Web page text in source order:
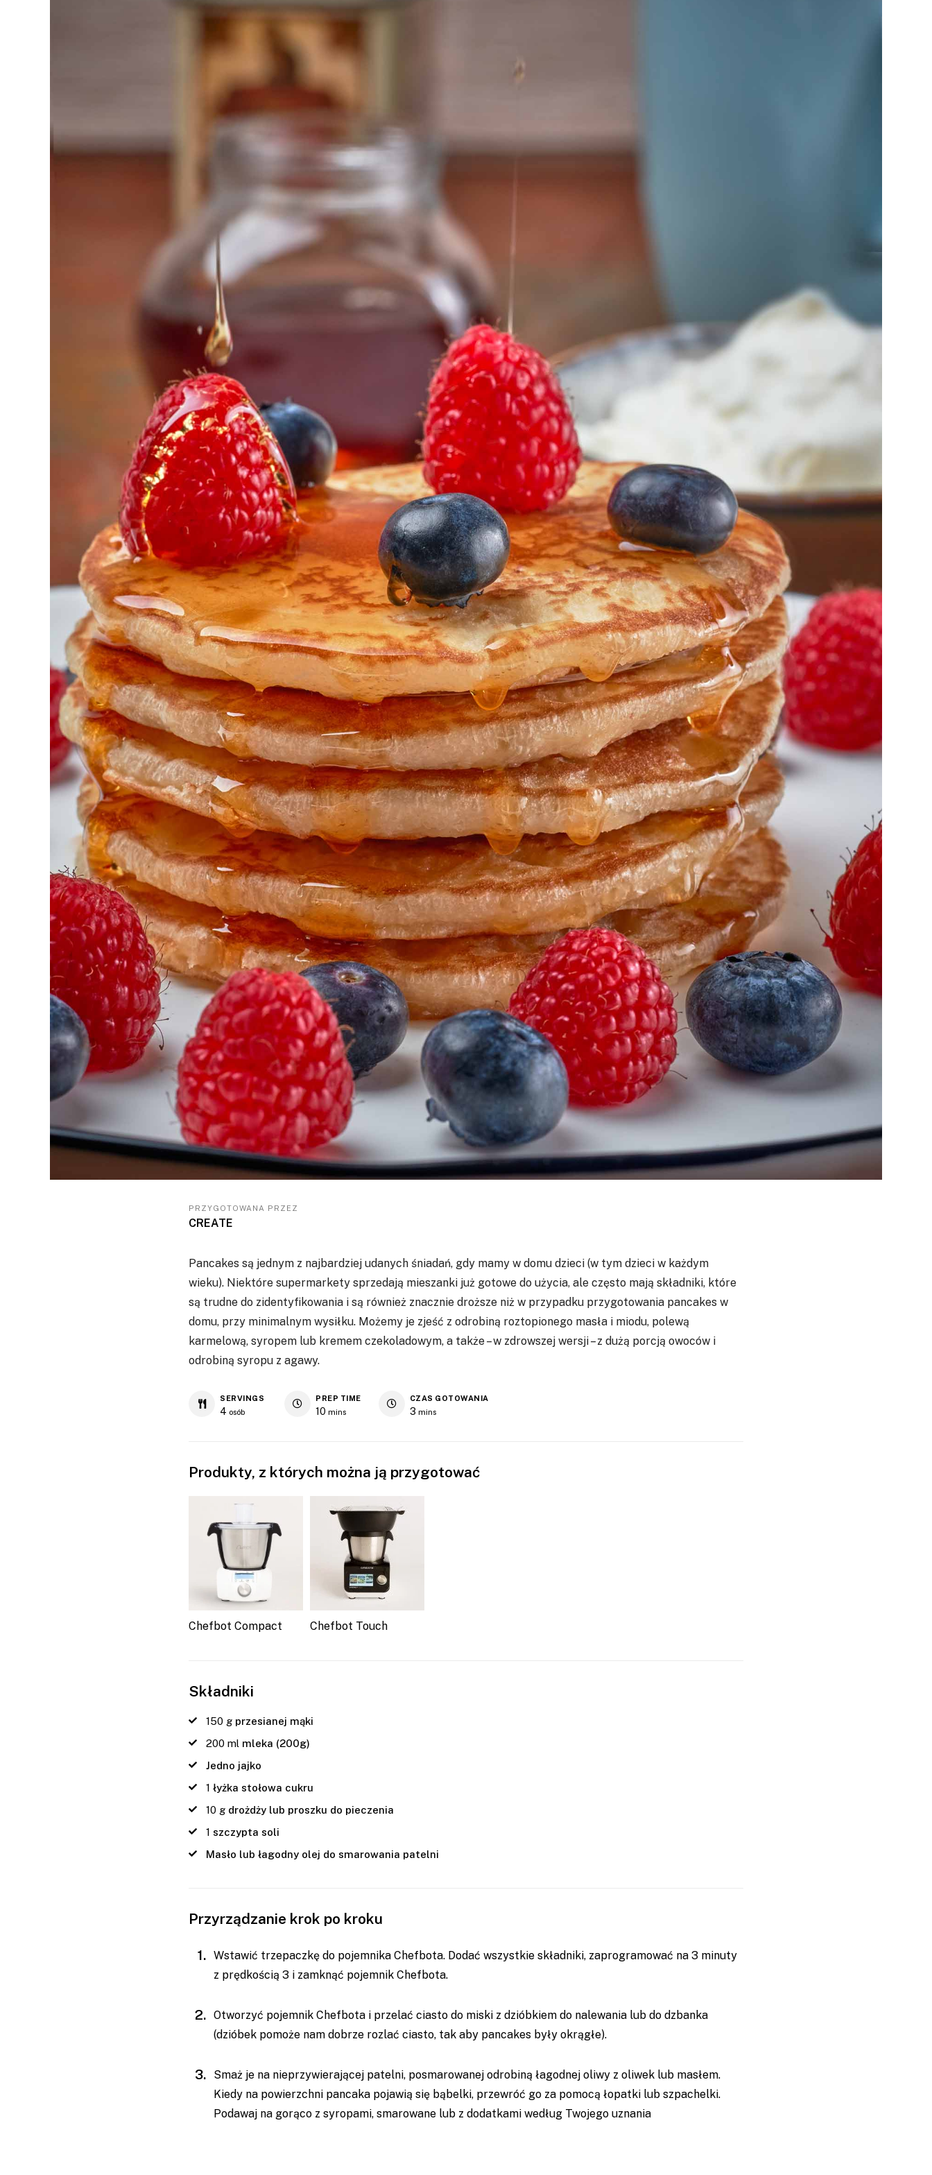
PRZYGOTOWANA PRZEZ
CREATE
Pancakes są jednym z najbardziej udanych śniadań, gdy mamy w domu dzieci (w tym dzieci w każdym
wieku). Niektóre supermarkety sprzedają mieszanki już gotowe do użycia, ale często mają składniki, które
są trudne do zidentyfikowania i są również znacznie droższe niż w przypadku przygotowania pancakes w
domu, przy minimalnym wysiłku. Możemy je zjeść z odrobiną roztopionego masła i miodu, polewą
karmelową, syropem lub kremem czekoladowym, a także – w zdrowszej wersji – z dużą porcją owoców i
odrobiną syropu z agawy.
SERVINGS
4 osób
PREP TIME
10 mins
CZAS GOTOWANIA
3 mins
Produkty, z których można ją przygotować
Chefbot Compact Chefbot Touch
Składniki
150 g przesianej mąki
200 ml mleka (200g)
Jedno jajko
1 łyżka stołowa cukru
10 g drożdży lub proszku do pieczenia
1 szczypta soli
Masło lub łagodny olej do smarowania patelni
Przyrządzanie krok po kroku
Wstawić trzepaczkę do pojemnika Chefbota. Dodać wszystkie składniki, zaprogramować na 3 minuty
z prędkością 3 i zamknąć pojemnik Chefbota.
Otworzyć pojemnik Chefbota i przelać ciasto do miski z dzióbkiem do nalewania lub do dzbanka
(dzióbek pomoże nam dobrze rozlać ciasto, tak aby pancakes były okrągłe).
Smaż je na nieprzywierającej patelni, posmarowanej odrobiną łagodnej oliwy z oliwek lub masłem.
Kiedy na powierzchni pancaka pojawią się bąbelki, przewróć go za pomocą łopatki lub szpachelki.
Podawaj na gorąco z syropami, smarowane lub z dodatkami według Twojego uznania